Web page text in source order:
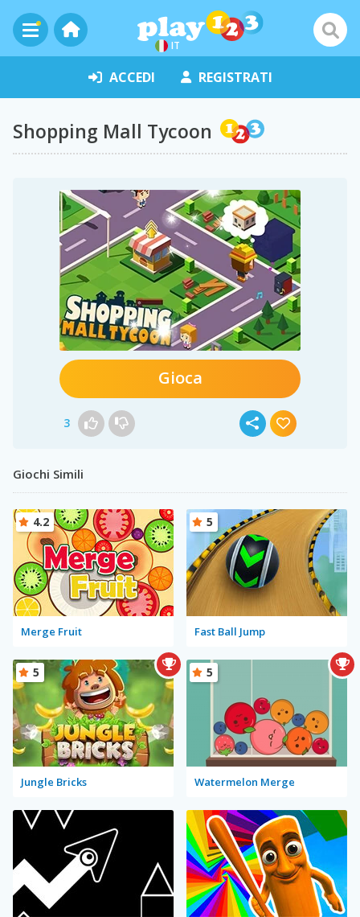
IT
ACCEDI REGISTRATI
Shopping Mall Tycoon
Gioca
3
Giochi Simili
Merge Fruit
4.2
Fast Ball Jump
5
Jungle Bricks
5
Watermelon Merge
5